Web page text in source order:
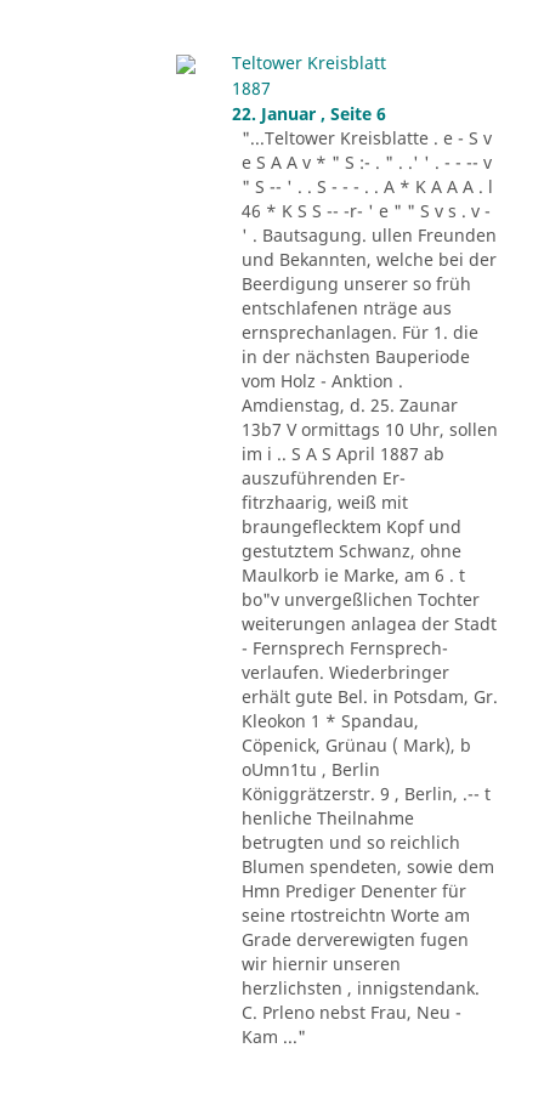
Teltower Kreisblatt
1887
22. Januar , Seite 6
"...Teltower Kreisblatte . e - S v
e S A A v * " S :- . " . .' ' . - - -- v
" S -- ' . . S - - - . . A * K A A A . l
46 * K S S -- -r- ' e " " S v s . v -
' . Bautsagung. ullen Freunden
und Bekannten, welche bei der
Beerdigung unserer so früh
entschlafenen nträge aus
ernsprechanlagen. Für 1. die
in der nächsten Bauperiode
vom Holz - Anktion .
Amdienstag, d. 25. Zaunar
13b7 V ormittags 10 Uhr, sollen
im i .. S A S April 1887 ab
auszuführenden Er-
fitrzhaarig, weiß mit
braungeflecktem Kopf und
gestutztem Schwanz, ohne
Maulkorb ie Marke, am 6 . t
bo"v unvergeßlichen Tochter
weiterungen anlagea der Stadt
- Fernsprech Fernsprech-
verlaufen. Wiederbringer
erhält gute Bel. in Potsdam, Gr.
Kleokon 1 * Spandau,
Cöpenick, Grünau ( Mark), b
oUmn1tu , Berlin
Königgrätzerstr. 9 , Berlin, .-- t
henliche Theilnahme
betrugten und so reichlich
Blumen spendeten, sowie dem
Hmn Prediger Denenter für
seine rtostreichtn Worte am
Grade derverewigten fugen
wir hiernir unseren
herzlichsten , innigstendank.
C. Prleno nebst Frau, Neu -
Kam ..."